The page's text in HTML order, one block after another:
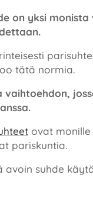
on yksi
tätä normia.
vaihtoehdon,
ovat
pariskuntia.
avoin suhde